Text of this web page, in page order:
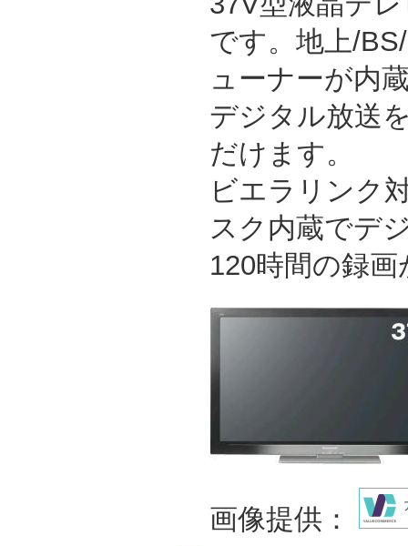
です。地上/
ューナーが内
デジタル放送
だけます。
ビエラリンク
スク内蔵でデ
120時間の録画
画像提供：